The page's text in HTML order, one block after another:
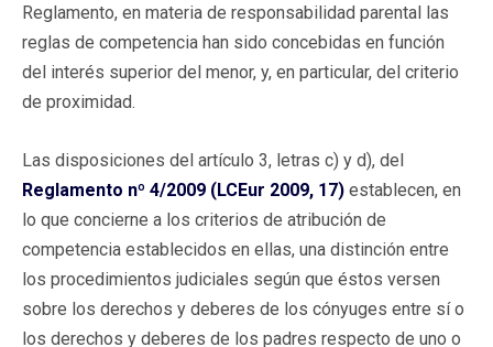
Reglamento, en materia de responsabilidad parental las
reglas de competencia han sido concebidas en función
del interés superior del menor, y, en particular, del criterio
de proximidad.
Las disposiciones del artículo 3, letras c) y d), del
Reglamento nº 4/2009 (LCEur 2009, 17) establecen, en
lo que concierne a los criterios de atribución de
competencia establecidos en ellas, una distinción entre
los procedimientos judiciales según que éstos versen
sobre los derechos y deberes de los cónyuges entre sí o
los derechos y deberes de los padres respecto de uno o